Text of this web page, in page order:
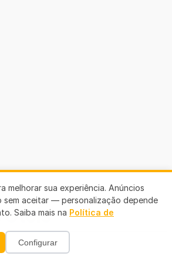
Úteis
melhorar sua experiência. Anúncios
sem aceitar — personalização depende
Saiba mais na Política de
Configurar